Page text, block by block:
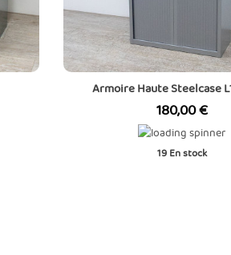
Armoire Haute Steelcase
Prix
180,00 €
19 En stock